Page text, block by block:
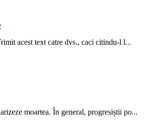
acest text catre dvs., caci citindu-l l...
moartea. În general, progresiștii po...